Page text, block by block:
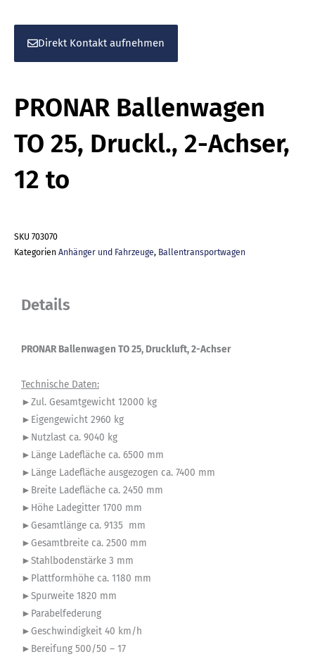
Menge
Direkt Kontakt aufnehmen
PRONAR Ballenwagen
TO 25, Druckl., 2-Achser,
12 to
SKU 703070
Kategorien Anhänger und Fahrzeuge, Ballentransportwagen
Details
PRONAR Ballenwagen TO 25, Druckluft, 2-Achser
Technische Daten:
►Zul. Gesamtgewicht 12000 kg
►Eigengewicht 2960 kg
►Nutzlast ca. 9040 kg
►Länge Ladefläche ca. 6500 mm
►Länge Ladefläche ausgezogen ca. 7400 mm
►Breite Ladefläche ca. 2450 mm
►Höhe Ladegitter 1700 mm
►Gesamtlänge ca. 9135 mm
►Gesamtbreite ca. 2500 mm
►Stahlbodenstärke 3 mm
►Plattformhöhe ca. 1180 mm
►Spurweite 1820 mm
►Parabelfederung
►Geschwindigkeit 40 km/h
►Bereifung 500/50 – 17